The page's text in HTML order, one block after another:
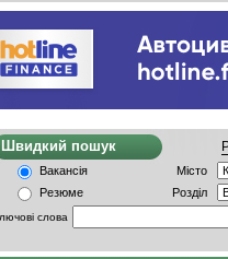
Швидкий пошук
Вакансія
Місто
Резюме
Розділ
слова